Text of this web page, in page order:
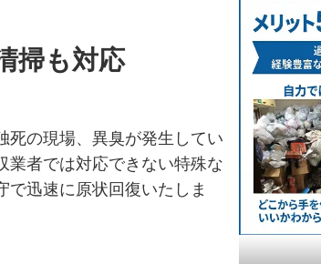
掃も対応
死の現場、異臭が発生してい
業者では対応できない特殊な
で迅速に原状回復いたしま